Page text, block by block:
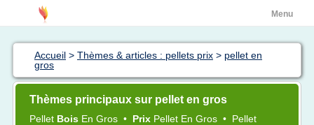
Menu
Accueil > Thèmes & articles : pellets prix > pellet en
gros
Thèmes principaux sur pellet en gros
Pellet Bois En Gros • Prix Pellet En Gros • Pellet